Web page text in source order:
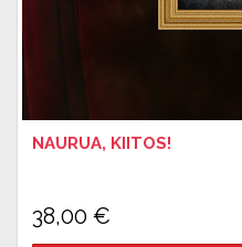
NAURUA, KIITOS!
38,00 €